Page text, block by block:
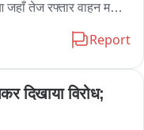
तेज रफ्तार वाहन मजदूर
के लिए रेफरल अस्पताल में
मौत हो गई। घटना के
बरबीघा थाना क्षेत्र
के रूप में किया गया।
Report
दिखाया विरोध;